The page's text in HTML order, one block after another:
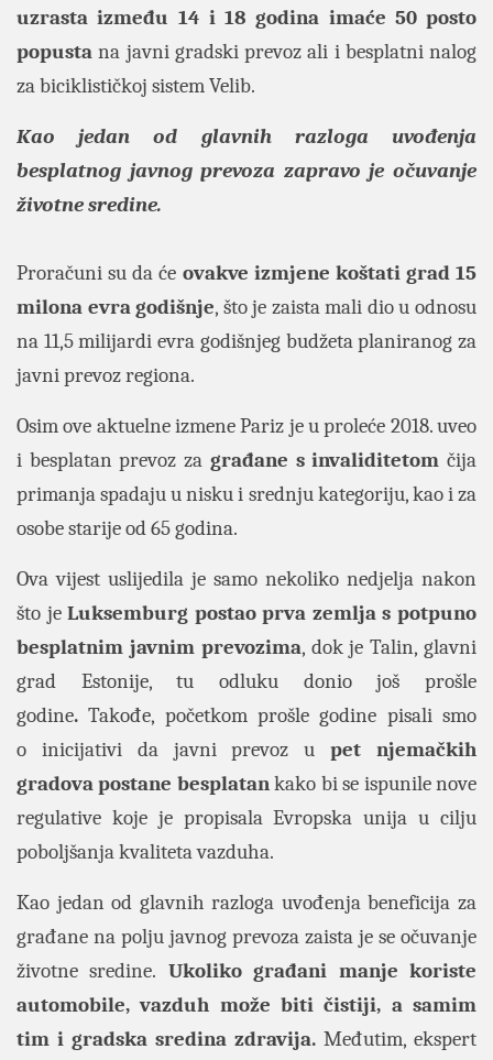
uzrasta između 14 i 18 godina imaće 50 posto
popusta na javni gradski prevoz ali i besplatni nalog
za biciklističkoj sistem Velib.
Kao jedan od glavnih razloga uvođenja
besplatnog javnog prevoza zapravo je očuvanje
životne sredine.
Proračuni su da će ovakve izmjene koštati grad 15
milona evra godišnje, što je zaista mali dio u odnosu
na 11,5 milijardi evra godišnjeg budžeta planiranog za
javni prevoz regiona.
Osim ove aktuelne izmene Pariz je u proleće 2018. uveo
i besplatan prevoz za građane s invaliditetom čija
primanja spadaju u nisku i srednju kategoriju, kao i za
osobe starije od 65 godina.
Ova vijest uslijedila je samo nekoliko nedjelja nakon
što jeLuksemburg postao prva zemlja s potpuno
besplatnim javnim prevozima, dok je Talin, glavni
grad Estonije, tu odluku donio još prošle
godine.Takođe, početkom prošle godine pisali smo
o inicijativida javni prevoz upet njemačkih
gradova postane besplatankako bi se ispunile nove
regulative koje je propisala Evropska unija u cilju
poboljšanja kvaliteta vazduha.
Kao jedan od glavnih razloga uvođenja beneficija za
građane na polju javnog prevoza zaista je se očuvanje
životne sredine. Ukoliko građani manje koriste
automobile, vazduh može biti čistiji, a samim
tim i gradska sredina zdravija. Međutim, ekspert